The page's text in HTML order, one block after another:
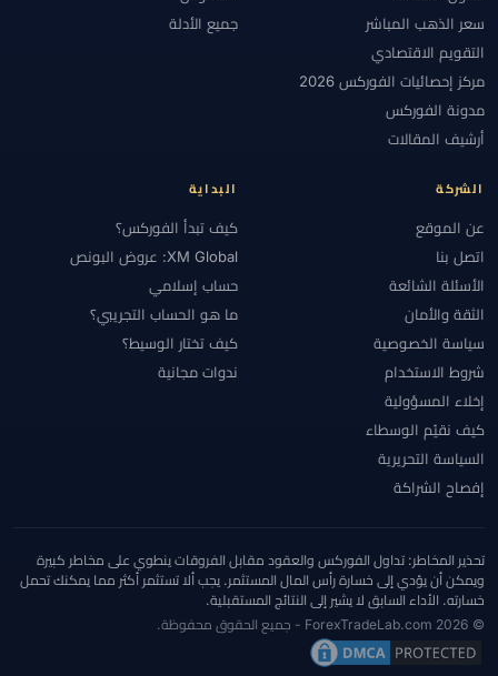
سعر الذهب المباشر
التقويم الاقتصادي
مركز إحصائيات الفوركس 2026
مدونة الفوركس
أرشيف المقالات
جميع الأدلة
الشركة
عن الموقع
اتصل بنا
الأسئلة الشائعة
الثقة والأمان
سياسة الخصوصية
شروط الاستخدام
إخلاء المسؤولية
كيف نقيّم الوسطاء
السياسة التحريرية
إفصاح الشراكة
البداية
كيف تبدأ الفوركس؟
XM Global: عروض البونص
حساب إسلامي
ما هو الحساب التجريبي؟
كيف تختار الوسيط؟
ندوات مجانية
تحذير المخاطر: تداول الفوركس والعقود مقابل الفروقات ينطوي على مخاطر كبيرة
ويمكن أن يؤدي إلى خسارة رأس المال المستثمر. يجب ألا تستثمر أكثر مما يمكنك تحمل
خسارته. الأداء السابق لا يشير إلى النتائج المستقبلية.
© 2026 ForexTradeLab.com - جميع الحقوق محفوظة.